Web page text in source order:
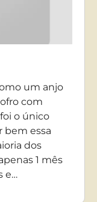
um anjo
com
o único
bem essa
dos
1 mês
e…